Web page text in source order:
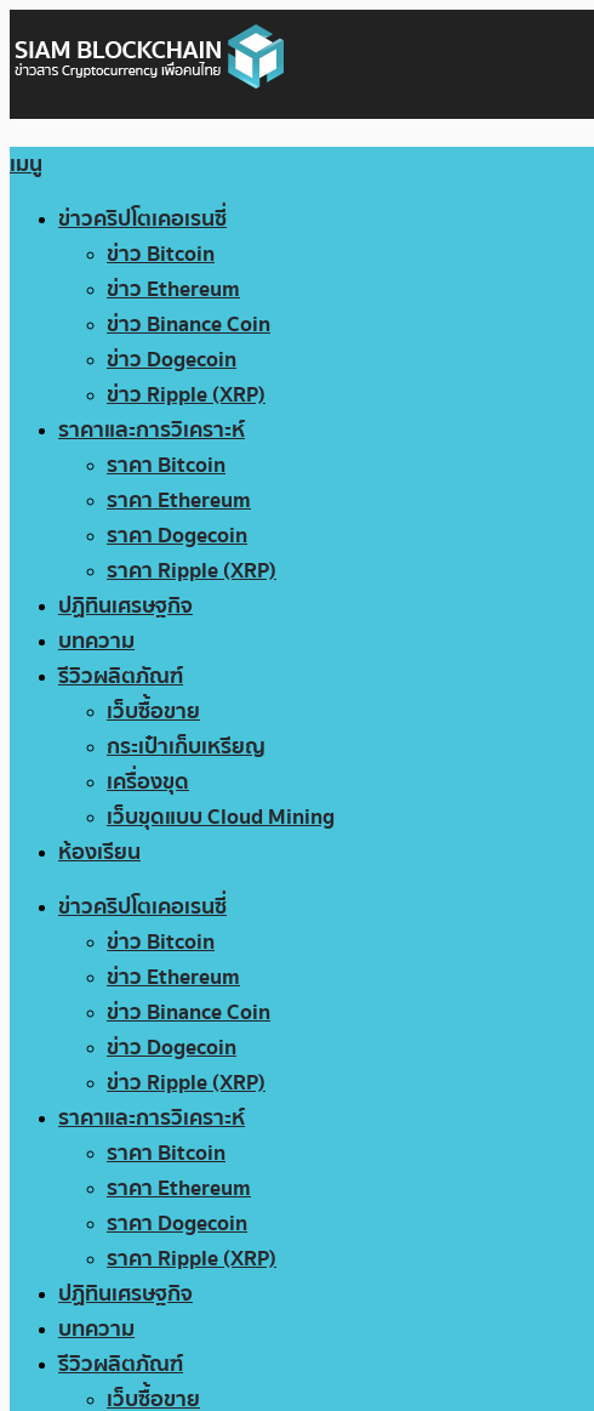
เมนู
ข่าวคริปโตเคอเรนซี่
ข่าว Bitcoin
ข่าว Ethereum
ข่าว Binance Coin
ข่าว Dogecoin
ข่าว Ripple (XRP)
ราคาและการวิเคราะห์
ราคา Bitcoin
ราคา Ethereum
ราคา Dogecoin
ราคา Ripple (XRP)
ปฏิทินเศรษฐกิจ
บทความ
รีวิวผลิตภัณฑ์
เว็บซื้อขาย
กระเป๋าเก็บเหรียญ
เครื่องขุด
เว็บขุดแบบ Cloud Mining
ห้องเรียน
ข่าวคริปโตเคอเรนซี่
ข่าว Bitcoin
ข่าว Ethereum
ข่าว Binance Coin
ข่าว Dogecoin
ข่าว Ripple (XRP)
ราคาและการวิเคราะห์
ราคา Bitcoin
ราคา Ethereum
ราคา Dogecoin
ราคา Ripple (XRP)
ปฏิทินเศรษฐกิจ
บทความ
รีวิวผลิตภัณฑ์
เว็บซื้อขาย